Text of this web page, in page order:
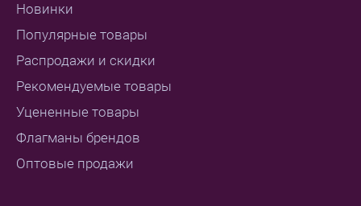
Новинки
Популярные товары
Распродажи и скидки
Рекомендуемые товары
Уцененные товары
Флагманы брендов
Оптовые продажи